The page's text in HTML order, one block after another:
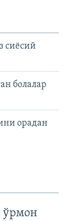
сиёсий
болалар
орадан
ўрмон